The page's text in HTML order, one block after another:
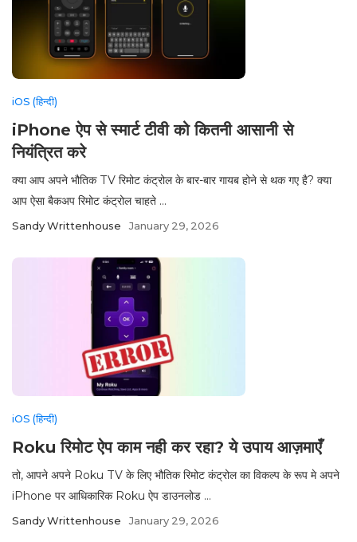
iOS (हिन्दी)
iPhone ऐप से स्मार्ट टीवी को कितनी आसानी से
नियंत्रित करे
क्या आप अपने भौतिक TV रिमोट कंट्रोल के बार-बार गायब होने से थक गए है? क्या
आप ऐसा बैकअप रिमोट कंट्रोल चाहते ...
Sandy Writtenhouse January 29, 2026
iOS (हिन्दी)
Roku रिमोट ऐप काम नही कर रहा? ये उपाय आज़माएँ
तो, आपने अपने Roku TV के लिए भौतिक रिमोट कंट्रोल का विकल्प के रूप मे अपने
iPhone पर आधिकारिक Roku ऐप डाउनलोड ...
Sandy Writtenhouse January 29, 2026